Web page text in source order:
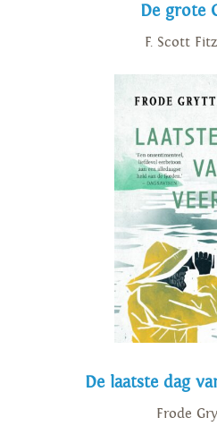
De grote
F. Scott
De laatste dag
Frode